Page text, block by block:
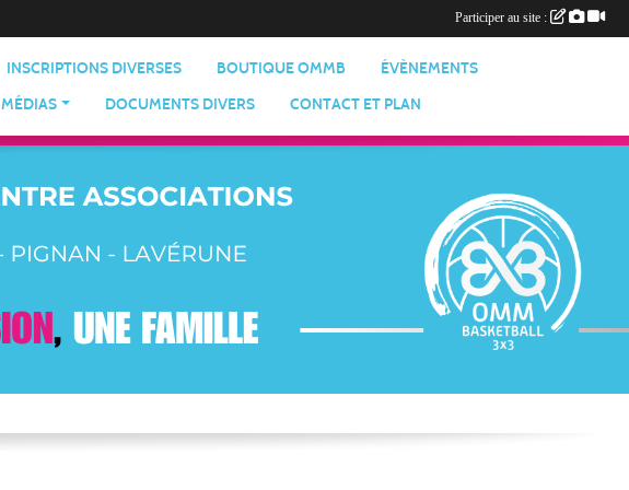
INSCRIPTIONS DIVERSES BOUTIQUE OMMB
ÉVÈNEMENTS
MÉDIAS DOCUMENTS DIVERS CONTACT ET PLAN
Participer au site :